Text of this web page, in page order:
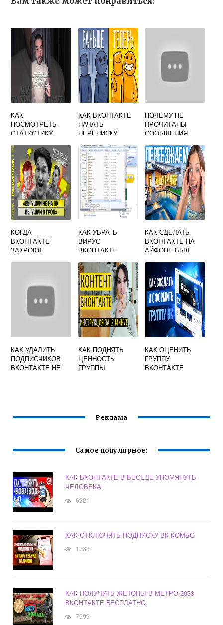
КАК
ПОСМОТРЕТЬ
СТАТИСТИКУ
ВКОНТАКТЕ
КАК ВКОНТАКТЕ
НАЧАТЬ
ПЕРЕПИСКУ
ПОЧЕМУ НЕ
ПРОЧИТАНЫ
СООБЩЕНИЯ
КОГДА
ВКОНТАКТЕ
ЗАКРОЮТ
КАК УБРАТЬ
ВИРУС
ВКОНТАКТЕ
КАК СДЕЛАТЬ
ВКОНТАКТЕ НА
АЙФОНЕ БЫЛ
КАК УДАЛИТЬ
ПОДПИСЧИКОВ
ВКОНТАКТЕ НЕ
КАК ПОДНЯТЬ
ЦЕННОСТЬ
ГРУППЫ
КАК ОЦЕНИТЬ
ГРУППУ
ВКОНТАКТЕ
Реклама
Самое популярное:
КАК ВКОНТАКТЕ В БЕСЕДЕ УПОМЯНУТЬ
ЧЕЛОВЕКА
6221
КАК ОТКЛЮЧИТЬ ПОДПИСКУ ВК КОМБО
1363
КАК ПОЛУЧИТЬ ЖЕТОНЫ В МЕТРО 2033
ВКОНТАКТЕ БЕСПЛАТНО
7999